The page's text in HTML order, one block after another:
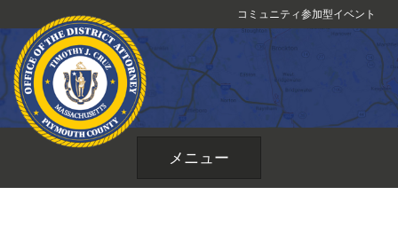
ン
テ
ツ
コミュニティ参加型イベント
メニュー